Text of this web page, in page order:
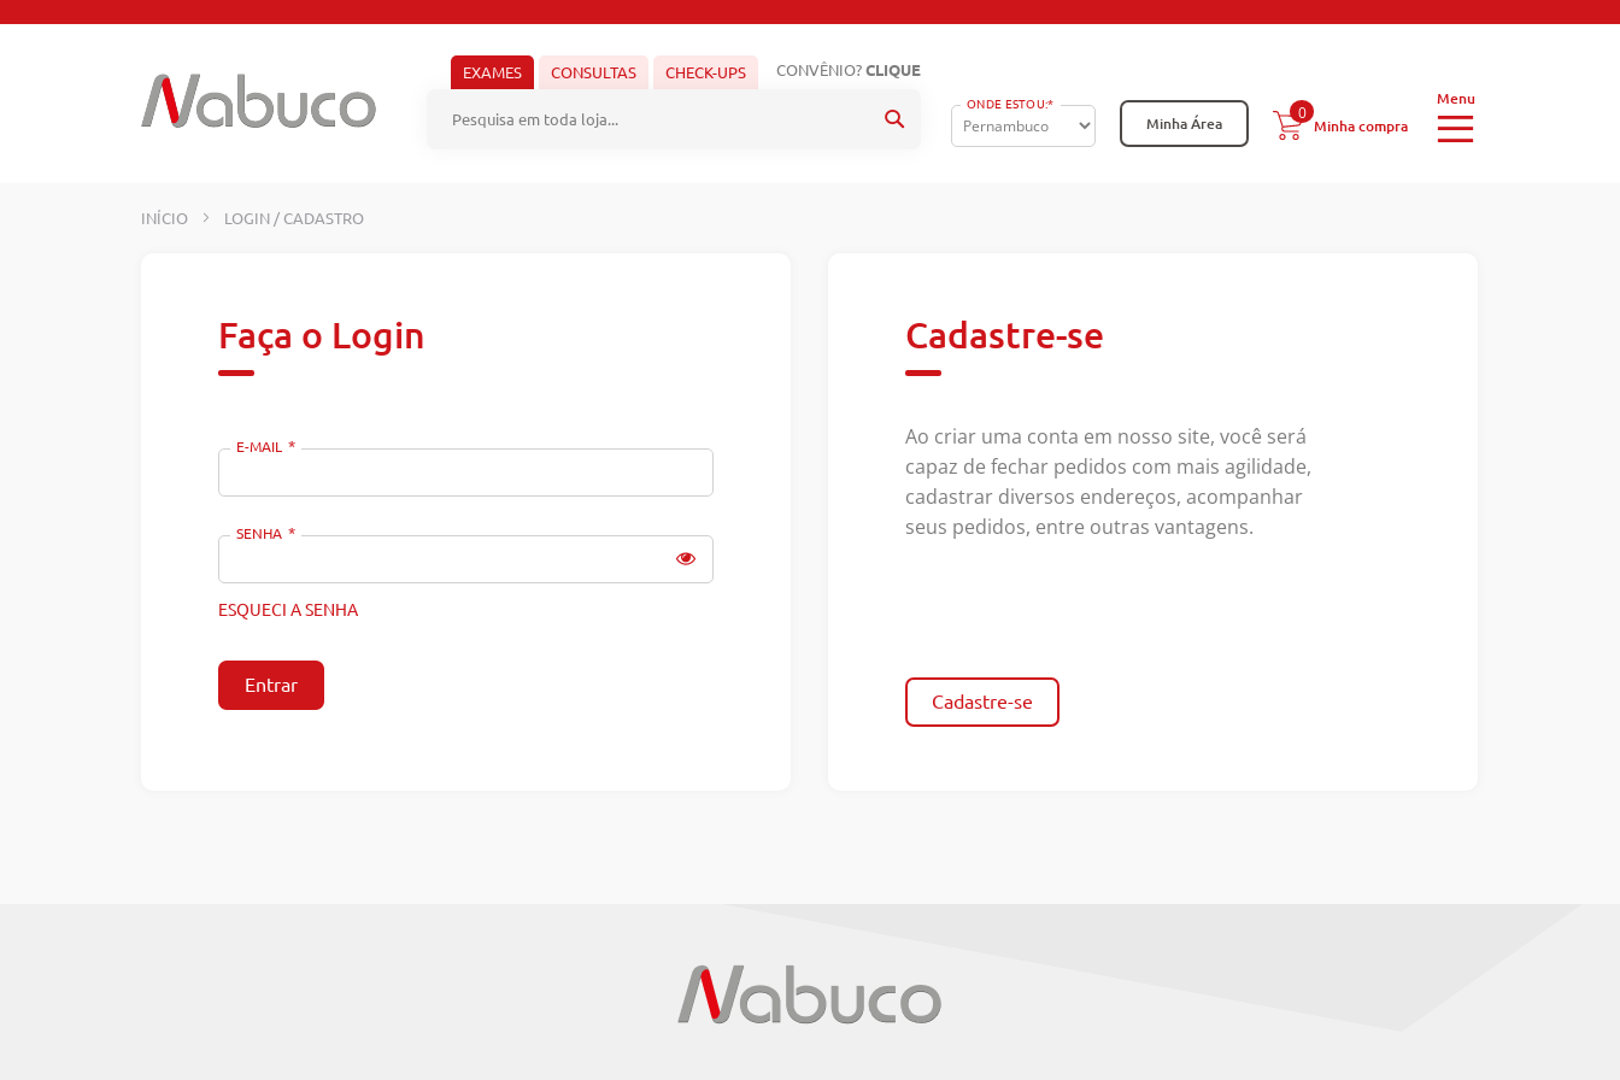
Pular
conteúdo
0
Minha compra
Minha Área
ONDE ESTOU:*
EXAMES CONSULTAS CHECK-UPS CONVÊNIO? CLIQUE
Pesquisa
INÍCIO LOGIN / CADASTRO
Faça o Login
E-MAIL
SENHA
ESQUECI A SENHA
Entrar
Cadastre-se
Ao criar uma conta em nosso site, você será
capaz de fechar pedidos com mais agilidade,
cadastrar diversos endereços, acompanhar
seus pedidos, entre outras vantagens.
Cadastre-se